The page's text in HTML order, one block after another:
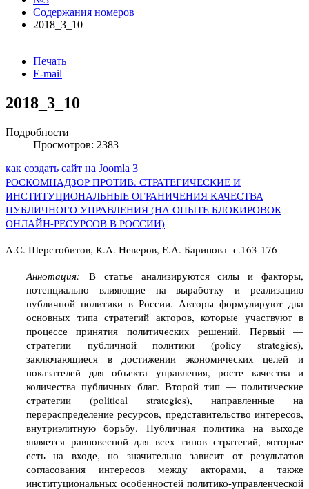
Содержания номеров
2018_3_10
Печать
E-mail
2018_3_10
Подробности
Просмотров: 2383
как создать сайт на Joomla 3
РОСКОМНАДЗОР ПРОТИВ. СТРАТЕГИЧЕСКИЕ И
ИНСТИТУЦИОНАЛЬНЫЕ ОГРАНИЧЕНИЯ КАЧЕСТВА
ПУБЛИЧНОГО УПРАВЛЕНИЯ (НА ОПЫТЕ БЛОКИРОВОК
ОНЛАЙН-РЕСУРСОВ В РОССИИ)
А.С. Шерстобитов, К.А. Неверов, Е.А. Баринова с.163-176
Аннотация: В статье анализируются силы и факторы,
потенциально влияющие на выработку и реализацию
публичной политики в России. Авторы формулируют два
основных типа стратегий акторов, которые участвуют в
процессе принятия политических решений. Первый —
стратегии публичной политики (policy strategies),
заключающиеся в достижении экономических целей и
показателей для объекта управления, росте качества и
количества публичных благ. Второй тип — политические
стратегии (political strategies), направленные на
перераспределение ресурсов, представительство интересов,
внутриэлитную борьбу. Публичная политика на выходе
является равновесной для всех типов стратегий, которые
есть на входе, но значительно зависит от результатов
согласования интересов между акторами, а также
институциональных особенностей политико-управленческой